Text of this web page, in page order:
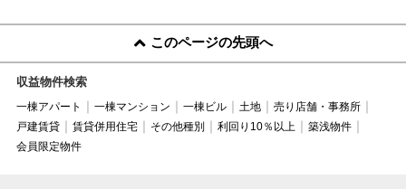
このページの先頭へ
収益物件検索
一棟アパート 一棟マンション 一棟ビル 土地
売り店舗・事務所
戸建賃貸
賃貸併用住宅 その他種別 利回り10％以上
築浅物件
会員限定物件